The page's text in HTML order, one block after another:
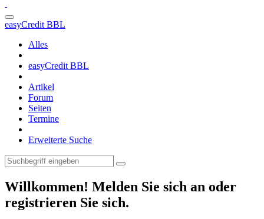
easyCredit BBL
Alles
easyCredit BBL
Artikel
Forum
Seiten
Termine
Erweiterte Suche
Willkommen! Melden Sie sich an oder
registrieren Sie sich.